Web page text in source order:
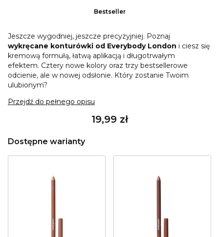
Bestseller
Jeszcze wygodniej, jeszcze precyzyjniej. Poznaj
wykręcane konturówki od Everybody London i ciesz się
kremową formułą, łatwą aplikacją i długotrwałym
efektem. Cztery nowe kolory oraz trzy bestsellerowe
odcienie, ale w nowej odsłonie. Który zostanie Twoim
ulubionym?
Przejdź do pełnego opisu
Cena
19,99 zł
Dostępne warianty